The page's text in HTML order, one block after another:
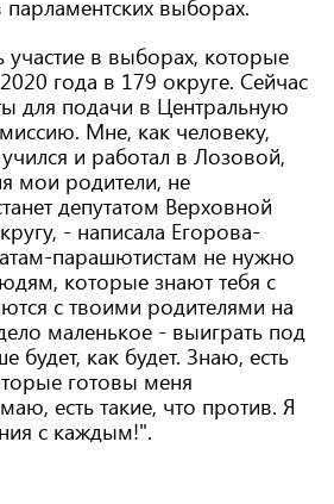
парламентских выборах.
в выборах, которые
года в 179 округе. Сейчас
для подачи в Центральную
Мне, как человеку,
и работал в Лозовой,
мои родители, не
депутатом Верховной
- написала Егорова-
парашютистам не нужно
которые знают тебя с
с твоими родителями на
маленькое - выиграть под
будет, как будет. Знаю, есть
готовы меня
есть такие, что против. Я
с каждым!".